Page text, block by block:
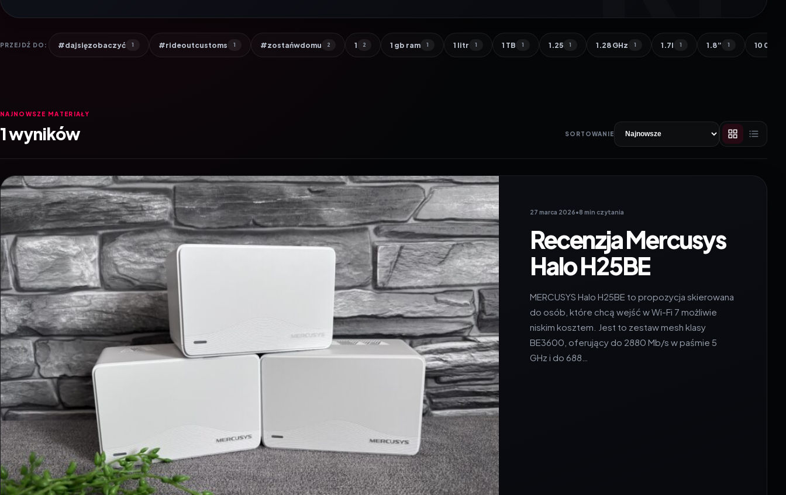
PRZEJDŹ DO: #dajsięzobaczyć 1 #rideoutcustoms 1 #zostańwdomu 2 1 2 1 gb ram 1 1 litr 1 1 TB 1 1.25 1 1.28 GHz 1 1.7l 1 1.8” 1 10 000
NAJNOWSZE MATERIAŁY
1 wyników SORTOWANIE
27 marca 2026•8 min czytania
Recenzja Mercusys
Halo H25BE
MERCUSYS Halo H25BE to propozycja skierowana
do osób, które chcą wejść w Wi-Fi 7 możliwie
niskim kosztem. Jest to zestaw mesh klasy
BE3600, oferujący do 2880 Mb/s w paśmie 5
GHz i do 688…